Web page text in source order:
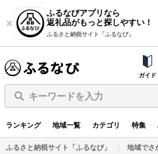
ふるなびアプリなら
返礼品がもっと探しやすい！
ふるさと納税サイト「ふるなび」
ガイド
キーワードを入力
ランキング 地域一覧 カテゴリ 特集
ふるさと納税サイト「ふるなび」 地域でさ